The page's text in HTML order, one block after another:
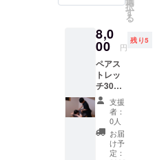
ルを全
て提供
致しま
す。 ご
利用可
能期
間:2022
年1月4
日〜
2022年
3月31日
を組み
た、脂
肪燃焼
効果抜
群の
コース
です！
ストレ
ス発散
も兼ね
て、是
非体験
してみ
択
す
る
8,0
00 円
残り5
ペアス
トレッ
チ30分
×4回分
のコー
スで
す。 単
発だけ
だと物
支援
者：
0人
お届
け予
定：